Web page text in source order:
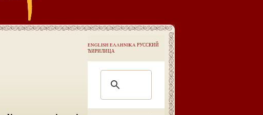
ENGLISH ΕΛΛΗΝΙΚΑ РУССКИЙ
ЋИРИЛИЦА